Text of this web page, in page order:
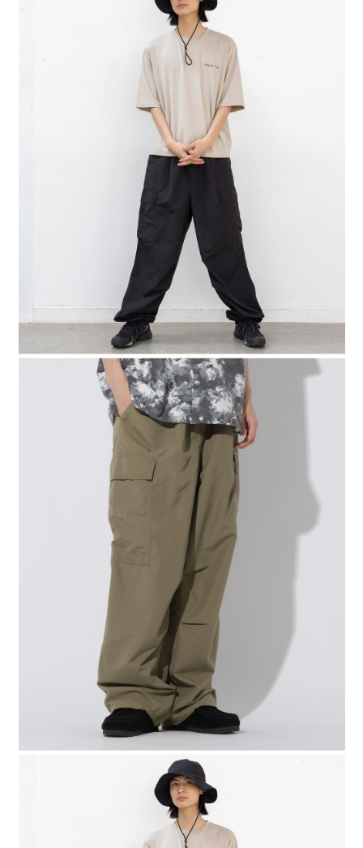
2.透過簡訊連結打開帳單後，可選擇「超商條碼／台灣大直營門市／銀行轉
帳／街口支付／iPASS MONEY」等通路繳費。
【注意事項】
1.本服務係由「台灣大哥大股份有限公司」（以下簡稱本公司）所提供，讓
用戶於交易時，得透過本服務購買商品或服務，並由商店將買賣／分期付款
買賣價金債權讓與本公司後，依約使用本公司帳單繳交帳款。
2.基於同意付款使用「大哥付你分期」之契約關係目的，商店將以您的個人
資料（包含姓名、電話或地址）提供予台灣大哥大進項蒐集、處理及利用，
由本公司與您本人進行分期帳單所需資料之確認、核對及更正。
3.完整用戶服務條款，請詳閱以下連結：https://oppay.tw/userRule
１．於結帳方式選擇「AFTEE先享後付」後，將跳轉至「AFTEE先享後付」
結帳頁面，進行簡訊認證並確認金額後，即可完成結帳。
２．訂單成立數日內，您將收到繳費通知簡訊。
３．收到繳費通知簡訊後14天內，點擊此簡訊中的連結，可透過四大超商／
ATM／網路銀行／等多元方式進行付款，方視為交易完成。
※ 請注意：結帳手續完成當下不需立刻繳費，但若您需要取消訂單，請聯絡
購買商品的店家。未經商家同意取消之訂單仍視為有效，需透過AFTEE先享
※ 交易是否成功請以「AFTEE先享後付 」之結帳頁面顯示為準，若有關於
是否繳費成功／繳費後需取消欲退款等相關疑問，請聯繫「AFTEE先享後付
https://netprotections.freshdesk.com/support/home
１．透過由恩沛科技股份有限公司提供之「AFTEE先享後付」服務完成之交
易，需依本服務之必要範圍內提供個人資料，並將交易相關給付款項請求債
權轉讓予恩沛科技股份有限公司。
２．關於個人資料處理事宜，請瀏覽以下網址：
https://aftee.tw/terms/#terms3
３．未成年的使用者請事先徵得法定代理人或監護人之同意方可使用
「AFTEE先享後付」，若未經同意申辦者引起之損失，本公司不負相關責
４．使用「AFTEE先享後付」時，將依據個別帳號之用戶狀況，依本公司即
時審查核予不同之上限額度；若仍有額度不足之情形，本公司將視審查結果
請求用戶進行身份認證。
５．嚴禁一人註冊多個帳號或使用他人資訊註冊。若發現惡意使用之情形，
恩沛科技股份有限公司將有權停止該用戶之使用額度並採取法律行動。
每筆NT$80，滿NT$888(含以上)免運費
每筆NT$80，滿NT$1,500(含以上)免運費
每筆NT$80，滿NT$1,500(含以上)免運費
每筆NT$80，滿NT$1,500(含以上)免運費